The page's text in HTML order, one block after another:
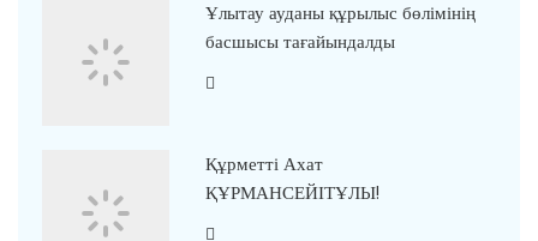
Ұлытау ауданы құрылыс бөлімінің
басшысы тағайындалды
Құрметті Ахат
ҚҰРМАНСЕЙІТҰЛЫ!